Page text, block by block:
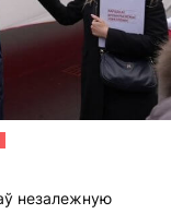
незалежную